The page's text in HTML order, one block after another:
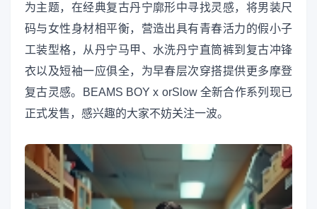
为主题，在经典复古丹宁廓形中寻找灵感，将男装尺
码与女性身材相平衡，营造出具有青春活力的假小子
工装型格，从丹宁马甲、水洗丹宁直筒裤到复古冲锋
衣以及短袖一应俱全，为早春层次穿搭提供更多摩登
复古灵感。BEAMS BOY x orSlow 全新合作系列现已
正式发售，感兴趣的大家不妨关注一波。